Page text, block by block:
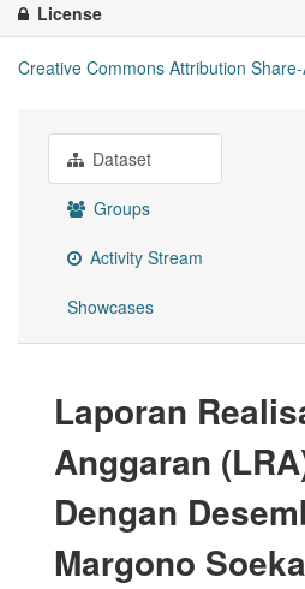
License
Creative Commons Attribution
Dataset
Groups
Activity Stream
Showcases
Laporan
Anggaran
Dengan
Margono